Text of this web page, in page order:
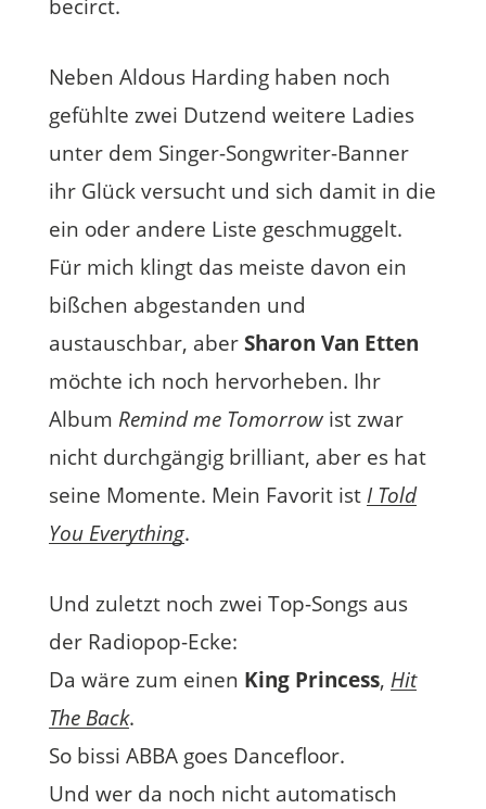
becirct.
Neben Aldous Harding haben noch
gefühlte zwei Dutzend weitere Ladies
unter dem Singer-Songwriter-Banner
ihr Glück versucht und sich damit in die
ein oder andere Liste geschmuggelt.
Für mich klingt das meiste davon ein
bißchen abgestanden und
austauschbar, aberSharon Van Etten
möchte ich noch hervorheben. Ihr
Album Remind me Tomorrowist zwar
nicht durchgängig brilliant, aber es hat
seine Momente. Mein Favorit ist I Told
You Everything.
Und zuletzt noch zwei Top-Songs aus
der Radiopop-Ecke:
Da wäre zum einen King Princess‚ Hit
The Back.
So bissi ABBA goes Dancefloor.
Und wer da noch nicht automatisch